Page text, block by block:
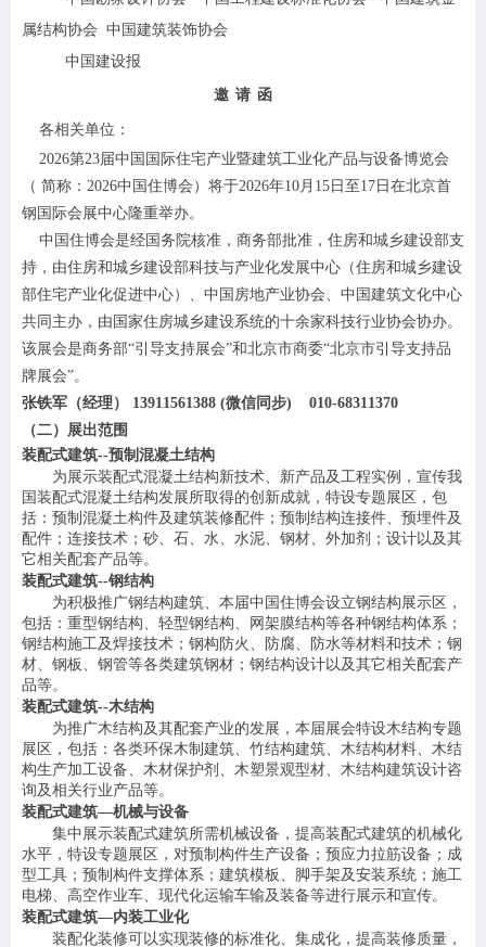
属结构协会 中国建筑装饰协会
中国建设报
邀 请 函
各相关单位：
2026第23届中国国际住宅产业暨建筑工业化产品与设备博览会
（ 简称： 2026中国住博会）将于2026年10月 15 日至 17 日在北京首
钢国际会展中心隆重举办。
中国住博会是经国务院核准，商务部批准，住房和城乡建设部支
持，由住房和城乡建设部科技与产业化发展中心（住房和城乡建设
部住宅产业化促进中心）、中国房地产业协会、中国建筑文化中心
共同主办，由国家住房城乡建设系统的十余家科技行业协会协办。
该展会是商务部“引导支持展会”和北京市商委“北京市引导支持品
牌展会”。
张铁军（经理）
13911561388 (微信同步)
010-68311370
（二）展出范围
装配式建筑--预制混凝土结构
为展示装配式混凝土结构新技术、新产品及工程实例，宣传我
国装配式混凝土结构发展所取得的创 新成就，特设专题展区，包
括：预制混凝土构件及建筑装修配件；预制结构连接件、预埋件及
配件；连接技术；砂、石、水、水泥、钢材、外加剂；设计以及其
它相关配套产品等。
装配式建筑--钢结构
为积极推广钢结构建筑、本届中国住博会设立钢结构展示区，
包括：重型钢结构、轻型钢结构、网架膜结构等各种钢结构体系；
钢结构施工及焊接技术；钢构防火、防腐、防水等材料和技术；钢
材、钢板、钢管等各类建筑钢材；钢结构设计以及其它相关配套产
品等。
装配式建筑--木结构
为推广木结构及其配套产业的发展，本届展会特设木结构专题
展区，包括：各类环保木制建筑、竹结构建筑、木结构材料、木结
构生产加工设备、木材保护剂、木塑景观型材、木结构建筑设计咨
询及相关行业产品等。
装配式建筑—机械与设备
集中展示装配式建筑所需机械设备，提高装配式建筑的机械化
水平，特设专题展区，对预制构件生产设备；预应力拉筋设备；成
型工具；预制构件支撑体系；建筑模板、脚手架及安装系统；施工
电梯、高空作业车、现代化运输车输及装备等进行展示和宣传。
装配式建筑—内装工业化
装配化装修可以实现装修的标准化、集成化，提高装修质量，